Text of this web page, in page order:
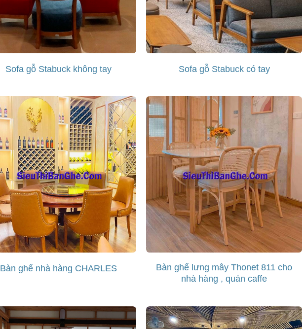
Sofa gỗ Stabuck không tay Sofa gỗ Stabuck có tay
Bàn ghế nhà hàng CHARLES
Bàn ghế lưng mây Thonet 811 cho
nhà hàng , quán caffe